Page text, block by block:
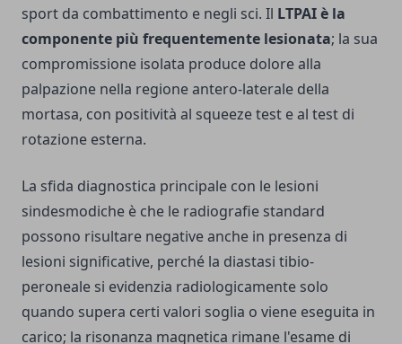
sport da combattimento e negli sci. Il LTPAI è la
componente più frequentemente lesionata; la sua
compromissione isolata produce dolore alla
palpazione nella regione antero-laterale della
mortasa, con positività al squeeze test e al test di
rotazione esterna.
La sfida diagnostica principale con le lesioni
sindesmodiche è che le radiografie standard
possono risultare negative anche in presenza di
lesioni significative, perché la diastasi tibio-
peroneale si evidenzia radiologicamente solo
quando supera certi valori soglia o viene eseguita in
carico; la risonanza magnetica rimane l'esame di